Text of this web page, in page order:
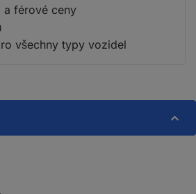
a férové ceny
všechny typy vozidel